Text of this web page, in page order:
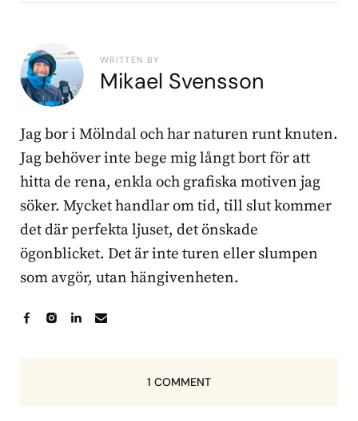
WRITTEN BY
Mikael Svensson
Jag bor i Mölndal och har naturen runt knuten.
Jag behöver inte bege mig långt bort för att
hitta de rena, enkla och grafiska motiven jag
söker. Mycket handlar om tid, till slut kommer
det där perfekta ljuset, det önskade
ögonblicket. Det är inte turen eller slumpen
som avgör, utan hängivenheten.
1 COMMENT